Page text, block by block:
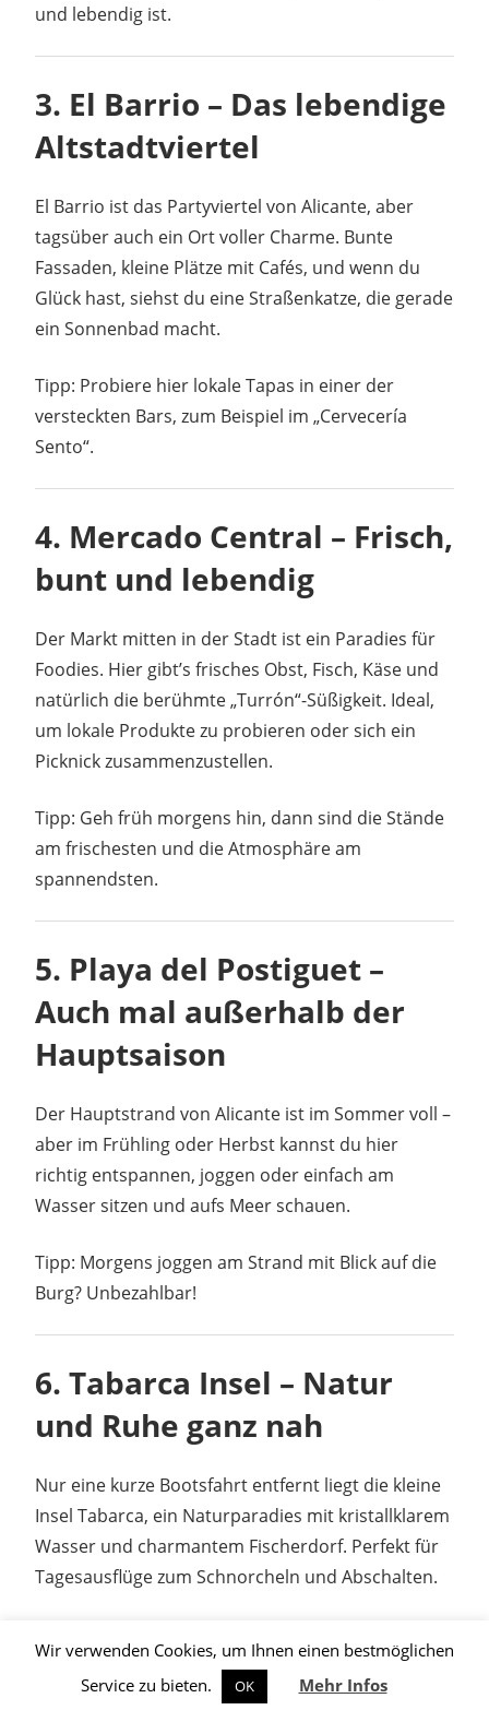
und lebendig ist.
3. El Barrio – Das lebendige
Altstadtviertel
El Barrio ist das Partyviertel von Alicante, aber
tagsüber auch ein Ort voller Charme. Bunte
Fassaden, kleine Plätze mit Cafés, und wenn du
Glück hast, siehst du eine Straßenkatze, die gerade
ein Sonnenbad macht.
Tipp: Probiere hier lokale Tapas in einer der
versteckten Bars, zum Beispiel im „Cervecería
Sento“.
4. Mercado Central – Frisch,
bunt und lebendig
Der Markt mitten in der Stadt ist ein Paradies für
Foodies. Hier gibt’s frisches Obst, Fisch, Käse und
natürlich die berühmte „Turrón“-Süßigkeit. Ideal,
um lokale Produkte zu probieren oder sich ein
Picknick zusammenzustellen.
Tipp: Geh früh morgens hin, dann sind die Stände
am frischesten und die Atmosphäre am
spannendsten.
5. Playa del Postiguet –
Auch mal außerhalb der
Hauptsaison
Der Hauptstrand von Alicante ist im Sommer voll –
aber im Frühling oder Herbst kannst du hier
richtig entspannen, joggen oder einfach am
Wasser sitzen und aufs Meer schauen.
Tipp: Morgens joggen am Strand mit Blick auf die
Burg? Unbezahlbar!
6. Tabarca Insel – Natur
und Ruhe ganz nah
Nur eine kurze Bootsfahrt entfernt liegt die kleine
Insel Tabarca, ein Naturparadies mit kristallklarem
Wasser und charmantem Fischerdorf. Perfekt für
Tagesausflüge zum Schnorcheln und Abschalten.
fangfrischen Fisch in einer der kleinen
Inselrestaurants.
Wir verwenden Cookies, um Ihnen einen bestmöglichen
Service zu bieten.
OK Mehr Infos